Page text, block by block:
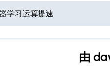
学习运算提速
由